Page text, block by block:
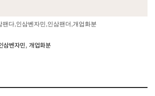
팬다,인삼벤자민,인삼팬더,개업화분
삼벤자민 , 개업화분